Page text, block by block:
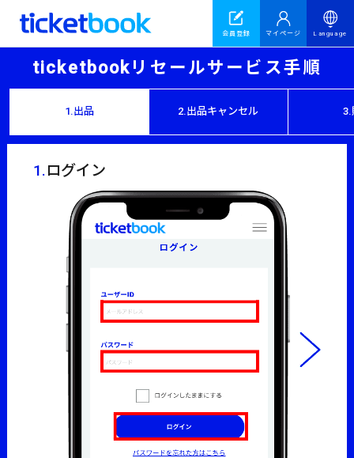
会員登録 マイページ Language
ticketbookリセールサービス手順
1.出品 2.出品キャンセル 3.
1.ログイン